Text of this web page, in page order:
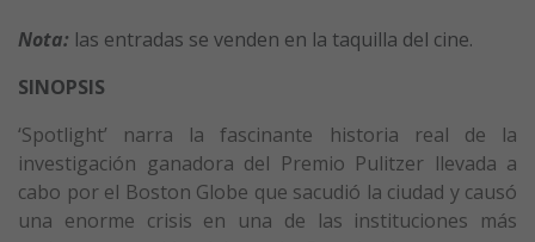
Nota: las entradas se venden en la taquilla del cine.
SINOPSIS
‘Spotlight’ narra la fascinante historia real de la
investigación ganadora del Premio Pulitzer llevada a
cabo por el Boston Globe que sacudió la ciudad y causó
una enorme crisis en una de las instituciones más